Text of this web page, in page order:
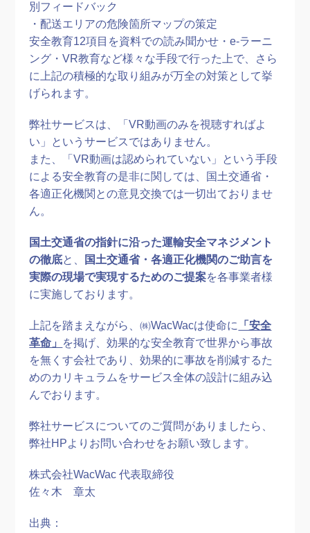
別フィードバック
・配送エリアの危険箇所マップの策定
安全教育12項目を資料での読み聞かせ・e-ラーニ
ング・VR教育など様々な手段で行った上で、さら
に上記の積極的な取り組みが万全の対策として挙
げられます。
弊社サービスは、「VR動画のみを視聴すればよ
い」というサービスではありません。
また、「VR動画は認められていない」という手段
による安全教育の是非に関しては、国土交通省・
各適正化機関との意見交換では一切出ておりませ
ん。
国土交通省の指針に沿った運輸安全マネジメント
の徹底と、
国土交通省・各適正化機関のご助言を
実際の現場で実現するためのご提案を各事業者様
に実施しております。
上記を踏まえながら、㈱WacWacは使命に
「安全
革命」 を掲げ、効果的な安全教育で世界から事故
を無くす会社であり
、効果的に事故を削減するた
めのカリキュラムをサービス全体の設計に組み込
んでおります。
弊社サービスについてのご質問がありましたら、
弊社HPよりお問い合わせをお願い致します。
株式会社WacWac 代表取締役
佐々木 章太
出典：